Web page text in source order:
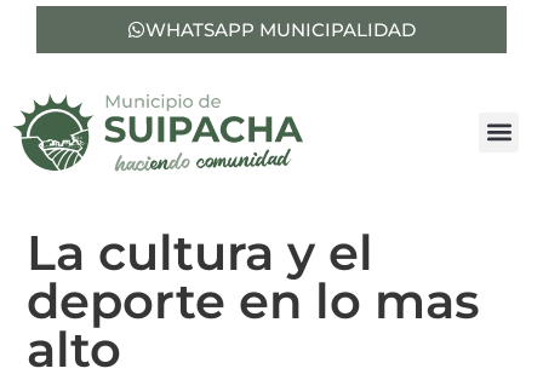
WHATSAPP MUNICIPALIDAD
La cultura y el
deporte en lo mas
alto